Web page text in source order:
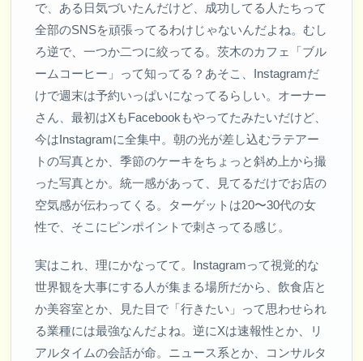
で、ある日気づいたんだけど、成功してる人たちって
全部のSNSを頑張ってるわけじゃないんだよね。むし
ろ逆で、一つか二つに絞ってる。茨木のカフェ「ブル
ームコーヒー」って知ってる？あそこ、Instagramだ
けで週末は予約いっぱいになってるらしい。オーナー
さん、最初はXもFacebookもやってたみたいだけど、
今はInstagramに全集中。朝の光が差し込むラテアー
トの写真とか、季節のケーキをちょっと斜め上から撮
った写真とか。統一感があって、見てるだけでお店の
空気感が伝わってくる。ターゲットは20〜30代の女
性で、そこにピンポイントで刺さってる感じ。
実はこれ、理にかなってて。Instagramって視覚的な
世界観を大事にする人が集まる場所だから、飲食店と
か美容室とか、見た目で「行きたい」って思わせられ
る業種には最強なんだよね。逆にXは速報性とか、リ
アルタイムの会話が命。ニュース系とか、コンサルタ